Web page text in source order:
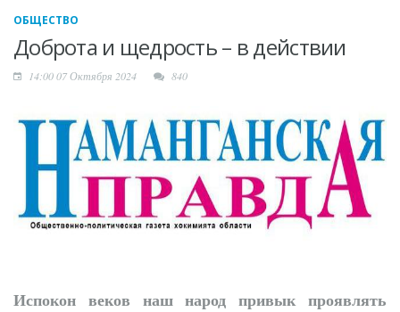
В Чартаке будет
построен новый
Медицина Намангана
получает новый облик
ОБЩЕСТВО
Доброта и щедрость – в действии
14:00 07 Октября 2024 840
Испокон веков наш народ привык проявлять